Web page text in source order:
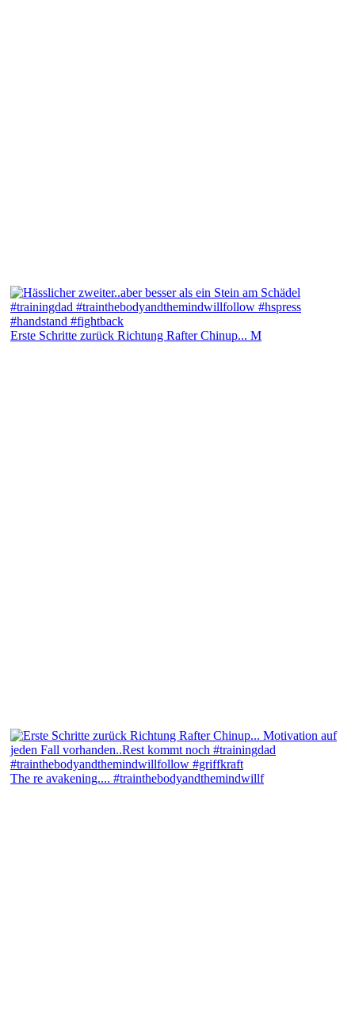
Erste Schritte zurück Richtung Rafter Chinup... M
The re avakening.... #trainthebodyandthemindwillf